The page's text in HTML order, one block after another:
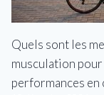
Quels sont les
musculation
performances en